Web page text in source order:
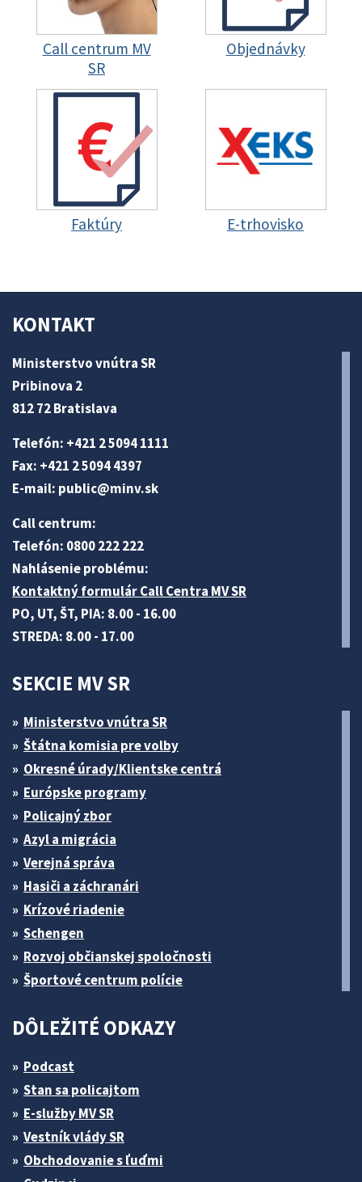
Call centrum MV
SR
Objednávky
Faktúry E-trhovisko
KONTAKT
Ministerstvo vnútra SR
Pribinova 2
812 72 Bratislava
Telefón: +421 2 5094 1111
Fax: +421 2 5094 4397
E-mail: public@minv.sk
Call centrum:
Telefón: 0800 222 222
Nahlásenie problému:
Kontaktný formulár Call Centra MV SR
PO, UT, ŠT, PIA: 8.00 - 16.00
STREDA: 8.00 - 17.00
SEKCIE MV SR
Ministerstvo vnútra SR
Štátna komisia pre volby
Okresné úrady/Klientske centrá
Európske programy
Policajný zbor
Azyl a migrácia
Verejná správa
Hasiči a záchranári
Krízové riadenie
Schengen
Rozvoj občianskej spoločnosti
Športové centrum polície
DÔLEŽITÉ ODKAZY
Podcast
Stan sa policajtom
E-služby MV SR
Vestník vlády SR
Obchodovanie s ľuďmi